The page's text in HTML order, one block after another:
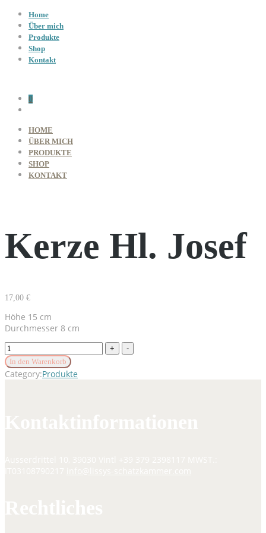
Home
Über mich
Produkte
Shop
Kontakt
0
HOME
ÜBER MICH
PRODUKTE
SHOP
KONTAKT
Kerze Hl. Josef
17,00 €
Höhe 15 cm
Durchmesser 8 cm
Kerze
Hl.
Josef
quantity
In den Warenkorb
Category:Produkte